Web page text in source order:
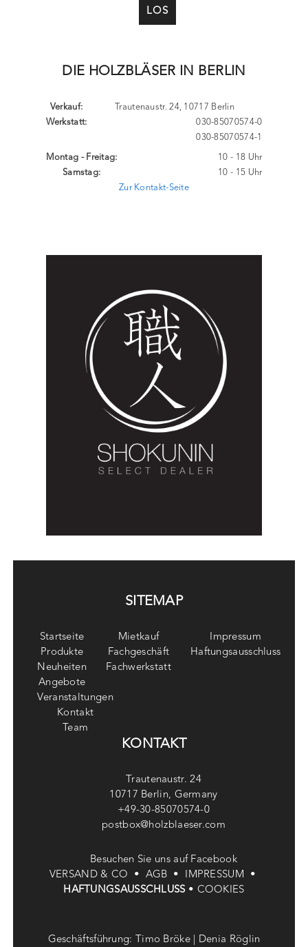
LOS
DIE HOLZBLÄSER IN BERLIN
Trautenaustr. 24, 10717 Berlin
Verkauf:
Werkstatt:
030-85070574-0
030-85070574-1
Montag - Freitag:
Samstag:
10 - 18 Uhr
10 - 15 Uhr
Zur Kontakt-Seite
SITEMAP
Startseite
Produkte
Neuheiten
Angebote
Mietkauf
Fachgeschäft
Fachwerkstatt
Impressum
Haftungsausschluss
Veranstaltungen
Kontakt
Team
KONTAKT
Trautenaustr. 24
10717 Berlin, Germany
+49-30-85070574-0
postbox@holzblaeser.com
Besuchen Sie uns auf Facebook
VERSAND & CO • AGB • IMPRESSUM •
HAFTUNGSAUSSCHLUSS • COOKIES
Geschäftsführung: Timo Bröke | Denia Röglin